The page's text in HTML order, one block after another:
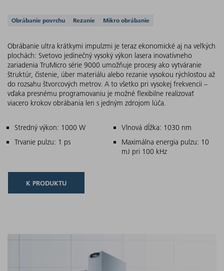
Podporované aplikácie
Obrábanie povrchu Rezanie Mikro obrábanie
Obrábanie ultra krátkymi impulzmi je teraz ekonomické aj na veľkých
plochách: Svetovo jedinečný vysoký výkon lasera inovatívneho
zariadenia TruMicro série 9000 umožňuje procesy ako vytváranie
štruktúr, čistenie, úber materiálu alebo rezanie vysokou rýchlosťou až
do rozsahu štvorcových metrov. A to všetko pri vysokej frekvencii –
vďaka presnému programovaniu je možné flexibilne realizovať
viacero krokov obrábania len s jedným zdrojom lúča.
Hlavné znaky
Stredný výkon: 1000 W
Vlnová dĺžka: 1030 nm
Trvanie pulzu: 1 ps
Maximálna energia pulzu: 10
mJ pri 100 kHz
K PRODUKTU